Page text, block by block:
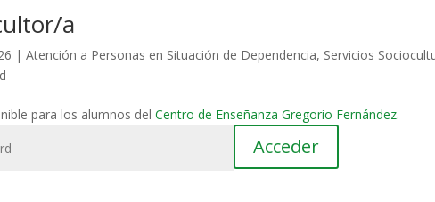
a
| Atención a Personas en Situación de Dependencia, Servicios
para los alumnos del Centro de Enseñanza Gregorio Fernández.